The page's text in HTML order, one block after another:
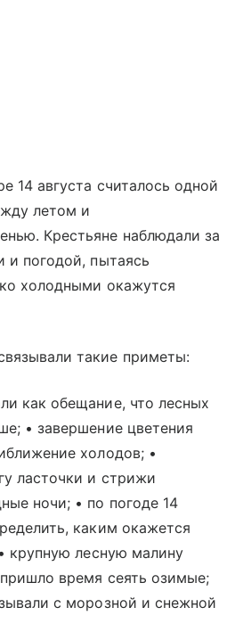
14 августа считалось одной
летом и
Крестьяне наблюдали за
и погодой, пытаясь
холодными окажутся
такие приметы:
как обещание, что лесных
• завершение цветения
холодов; •
ласточки и стрижи
ночи; • по погоде 14
каким окажется
крупную лесную малину
время сеять озимые;
с морозной и снежной